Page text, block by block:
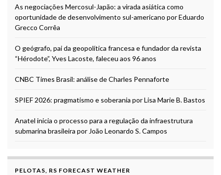
As negociações Mercosul-Japão: a virada asiática como
oportunidade de desenvolvimento sul-americano por Eduardo
Grecco Corrêa
O geógrafo, pai da geopolítica francesa e fundador da revista
“Hérodote”, Yves Lacoste, faleceu aos 96 anos
CNBC Times Brasil: análise de Charles Pennaforte
SPIEF 2026: pragmatismo e soberania por Lisa Marie B. Bastos
Anatel inicia o processo para a regulação da infraestrutura
submarina brasileira por João Leonardo S. Campos
PELOTAS, RS FORECAST WEATHER